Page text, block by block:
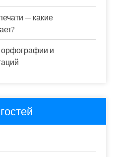
— какие
орфографии и